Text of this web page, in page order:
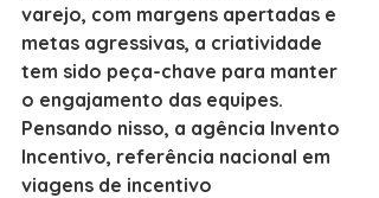
varejo, com margens apertadas e
metas agressivas, a criatividade
tem sido peça-chave para manter
o engajamento das equipes.
Pensando nisso, a agência Invento
Incentivo, referência nacional em
viagens de incentivo